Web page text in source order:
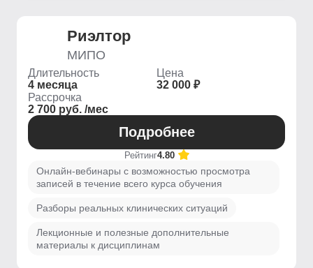
Риэлтор
МИПО
Длительность
4 месяца
Цена
32 000 ₽
Рассрочка
2 700 руб. /мес
Подробнее
Рейтинг4.80
Онлайн-вебинары с возможностью просмотра
записей в течение всего курса обучения
Разборы реальных клинических ситуаций
Лекционные и полезные дополнительные
материалы к дисциплинам